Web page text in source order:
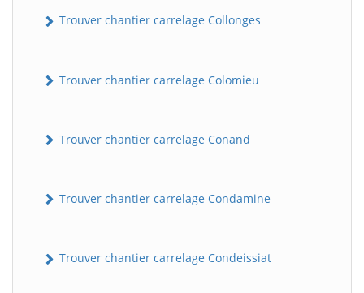
Trouver chantier carrelage Collonges
Trouver chantier carrelage Colomieu
Trouver chantier carrelage Conand
Trouver chantier carrelage Condamine
Trouver chantier carrelage Condeissiat